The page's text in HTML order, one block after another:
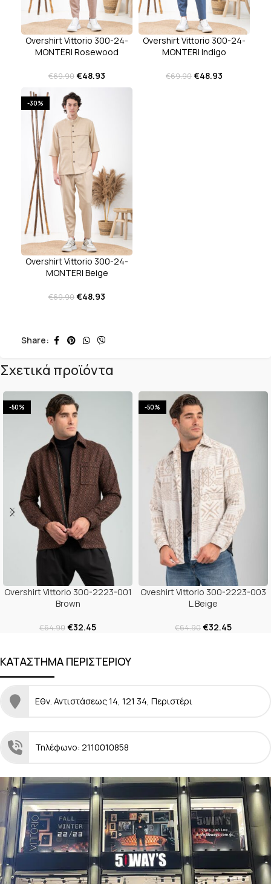
Overshirt Vittorio 300-24-
MONTERI Rosewood
€69.90€48.93
Overshirt Vittorio 300-24-
MONTERI Indigo
€69.90€48.93
-30%
Overshirt Vittorio 300-24-
MONTERI Beige
€69.90€48.93
Share:
Σχετικά προϊόντα
-50%
Overshirt Vittorio 300-2223-001
Brown
€64.90€32.45
-50%
Oveshirt Vittorio 300-2223-003
L.Beige
€64.90€32.45
ΚΑΤΑΣΤΗΜΑ ΠΕΡΙΣΤΕΡΙΟΥ
Εθν. Αντιστάσεως 14, 121 34, Περιστέρι
Τηλέφωνο: 2110010858